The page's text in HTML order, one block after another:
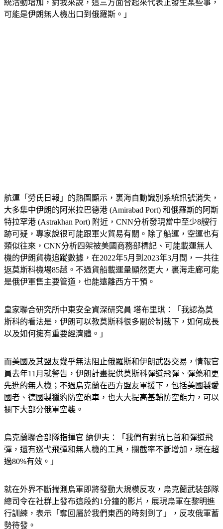
統活動增加，對我來說，這三方面合起來代表正發生某些事，
可能是伊朗無人機出口到俄羅斯。」
航運「勞氏日報」的熱圖顯示，裏海自動識別系統訊號消失，
大多集中伊朗的阿米拉巴德港 (Amirabad Port) 和俄羅斯的阿斯
特拉罕港 (Astrakhan Port) 附近，CNN分析發現當中至少8艘行
跡可疑，專家說很可能跟軍火貿易有關。除了船運，空運也有
類似往來，CNN分析四架被美國商務部標記、可能載運無人
機的伊朗貨機追蹤數據，在2022年5月到2023年3月間，一共往
返莫斯科機場85趟。不過貨船載運量顯然更大，裏海走廊可能
是俄伊軍售主要管道，也能遠離西方干預。
皇家聯合研究所中東安全資深研究員 塔布里琪：「我認為莫
斯科的看法是，伊朗可以教莫斯科很多關於制裁下，如何成長
以及如何擁有重要經濟體。」
而美國及其盟友幾乎無法阻止俄羅斯和伊朗武器交易，情報官
員去年11月就警告，伊朗計畫提供莫斯科彈道飛彈、彈藥和更
先進的無人機；不過烏克蘭在西方盟友軍援下，包括美國製愛
國者、德國製獵豹防空砲車，也大大提高基輔防空能力，可以
攔下大部分俄軍空襲。
烏克蘭聯合部隊指揮官 納伊夫：「我們有對抗匕首和彈道飛
彈，還有巡弋飛彈和無人機的工具，攔截率不斷增加，現在超
過80%有效。」
就在外界不斷揣測烏軍即將發動大規模反攻，烏克蘭武裝部隊
總司令在社群上發布這段約1分鐘的影片，展現烏軍在黎明進
行訓練，表示「奪回屬於我們東西的時刻到了」，反攻俄軍蓄
勢待發。